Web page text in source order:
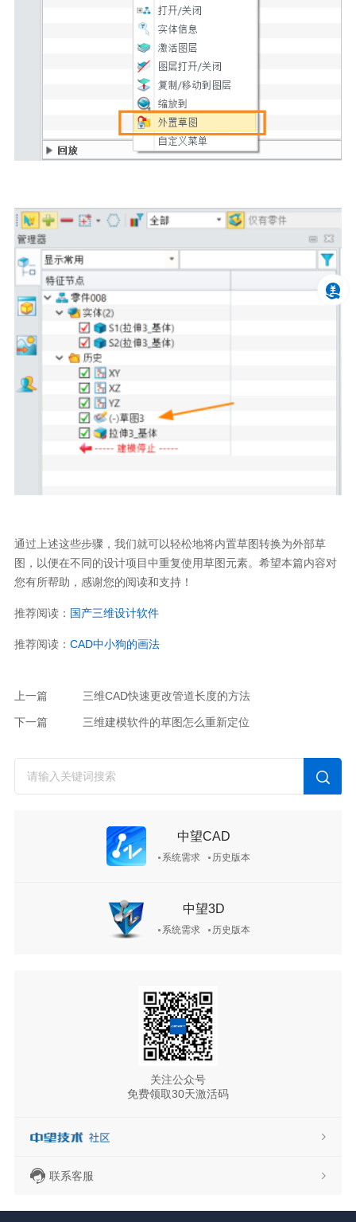
通过上述这些步骤，我们就可以轻松地将内置草图转换为外部草
图，以便在不同的设计项目中重复使用草图元素。希望本篇内容对
您有所帮助，感谢您的阅读和支持！
推荐阅读： 国产三维设计软件
推荐阅读： CAD中小狗的画法
上一篇 三维CAD快速更改管道长度的方法
下一篇 三维建模软件的草图怎么重新定位
中望CAD
系统需求 历史版本
中望3D
系统需求 历史版本
关注公众号
免费领取30天激活码
联系客服